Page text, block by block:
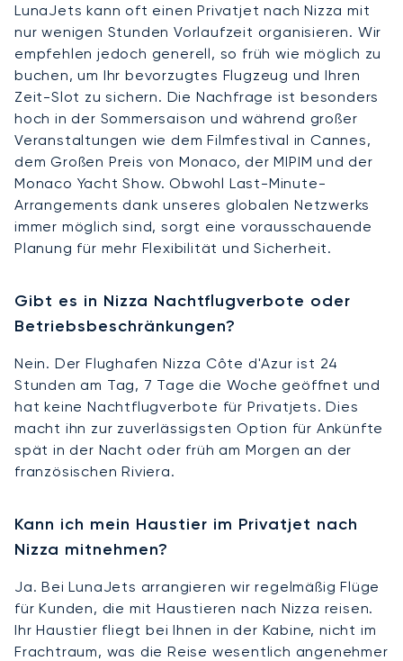
LunaJets kann oft einen Privatjet nach Nizza mit
nur wenigen Stunden Vorlaufzeit organisieren. Wir
empfehlen jedoch generell, so früh wie möglich zu
buchen, um Ihr bevorzugtes Flugzeug und Ihren
Zeit-Slot zu sichern. Die Nachfrage ist besonders
hoch in der Sommersaison und während großer
Veranstaltungen wie dem Filmfestival in Cannes,
dem Großen Preis von Monaco, der MIPIM und der
Monaco Yacht Show. Obwohl Last-Minute-
Arrangements dank unseres globalen Netzwerks
immer möglich sind, sorgt eine vorausschauende
Planung für mehr Flexibilität und Sicherheit.
Gibt es in Nizza Nachtflugverbote oder
Betriebsbeschränkungen?
Nein. Der Flughafen Nizza Côte d'Azur ist 24
Stunden am Tag, 7 Tage die Woche geöffnet und
hat keine Nachtflugverbote für Privatjets. Dies
macht ihn zur zuverlässigsten Option für Ankünfte
spät in der Nacht oder früh am Morgen an der
französischen Riviera.
Kann ich mein Haustier im Privatjet nach
Nizza mitnehmen?
Ja. Bei LunaJets arrangieren wir regelmäßig Flüge
für Kunden, die mit Haustieren nach Nizza reisen.
Ihr Haustier fliegt bei Ihnen in der Kabine, nicht im
Frachtraum, was die Reise wesentlich angenehmer